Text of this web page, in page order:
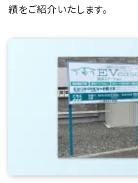
績をご紹介いたします。